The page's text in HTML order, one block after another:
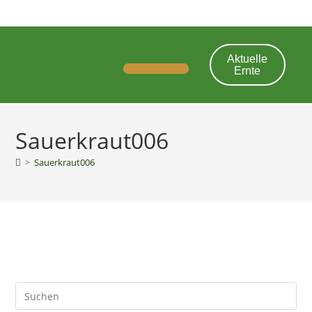
Aktuelle
Ernte
Sauerkraut006
> Sauerkraut006